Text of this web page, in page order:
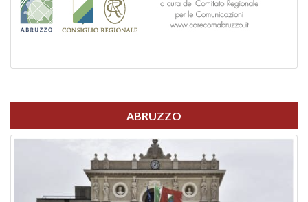
ABRUZZO